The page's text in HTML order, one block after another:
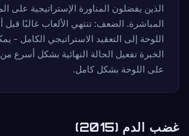
الذين يفضلون المناورة الإستراتيجية على
المباشرة. الضعف: تنتهي الألعاب غالبًا
اللوحة إلى التعقيد الاستراتيجي الكامل -
الخبرة تفعيل الحالة النهائية بشكل أسرع
على اللوحة بشكل كامل.
غضب الدم (2015)